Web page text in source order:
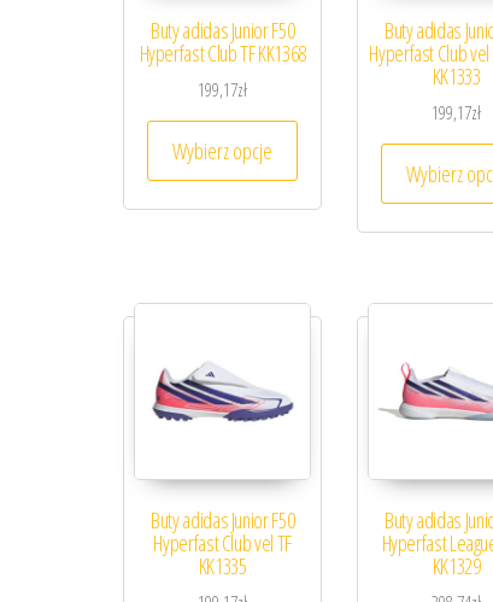
Buty adidas Junior F50
Hyperfast Club TF KK1368
199,17zł
Wybierz opcje
Ten produkt ma wiele
Buty adidas
Hyperfast Club
KK1333
199,17zł
Wybierz
Buty adidas Junior F50
Hyperfast Club vel TF
KK1335
Buty adidas
Hyperfast
KK1329